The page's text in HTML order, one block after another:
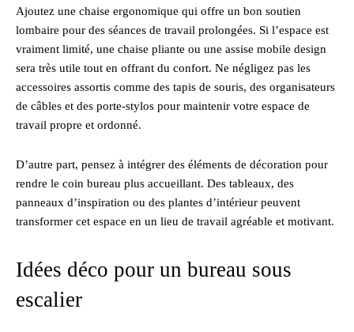
Ajoutez une chaise ergonomique qui offre un bon soutien
lombaire pour des séances de travail prolongées. Si l’espace est
vraiment limité, une chaise pliante ou une assise mobile design
sera très utile tout en offrant du confort. Ne négligez pas les
accessoires assortis comme des tapis de souris, des organisateurs
de câbles et des porte-stylos pour maintenir votre espace de
travail propre et ordonné.
D’autre part, pensez à intégrer des éléments de décoration pour
rendre le coin bureau plus accueillant. Des tableaux, des
panneaux d’inspiration ou des plantes d’intérieur peuvent
transformer cet espace en un lieu de travail agréable et motivant.
Idées déco pour un bureau sous
escalier